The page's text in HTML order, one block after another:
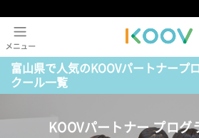
富山県で人気のKOOVパートナープ
クール一覧
KOOVパートナー プログ